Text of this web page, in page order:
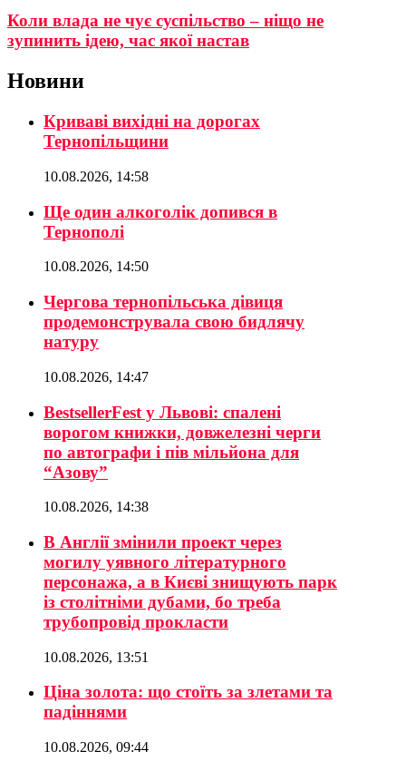
Коли влада не чує суспільство – ніщо не
зупинить ідею, час якої настав
Новини
Криваві вихідні на дорогах
Тернопільщини
10.08.2026, 14:58
Ще один алкоголік допився в
Тернополі
10.08.2026, 14:50
Чергова тернопільська дівиця
продемонструвала свою бидлячу
натуру
10.08.2026, 14:47
BestsellerFest у Львові: спалені
ворогом книжки, довжелезні черги
по автографи і пів мільйона для
“Азову”
10.08.2026, 14:38
В Англії змінили проект через
могилу уявного літературного
персонажа, а в Києві знищують парк
із столітніми дубами, бо треба
трубопровід прокласти
10.08.2026, 13:51
Ціна золота: що стоїть за злетами та
падіннями
10.08.2026, 09:44